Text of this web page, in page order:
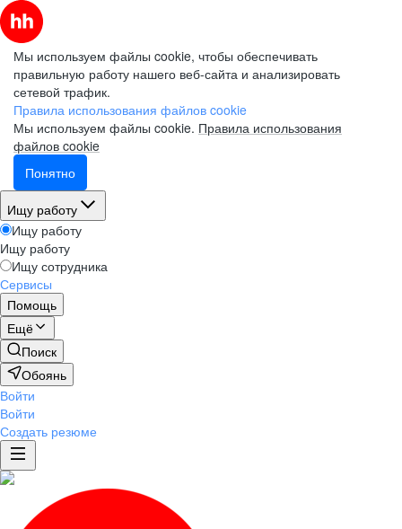
Мы используем файлы cookie, чтобы обеспечивать
правильную работу нашего веб-сайта и анализировать
сетевой трафик.
Правила использования файлов cookie
Мы используем файлы cookie. Правила использования
файлов cookie
Понятно
Ищу работу
Ищу работу
Ищу работу
Ищу сотрудника
Сервисы
Помощь
Ещё
Поиск
Обоянь
Войти
Войти
Создать резюме